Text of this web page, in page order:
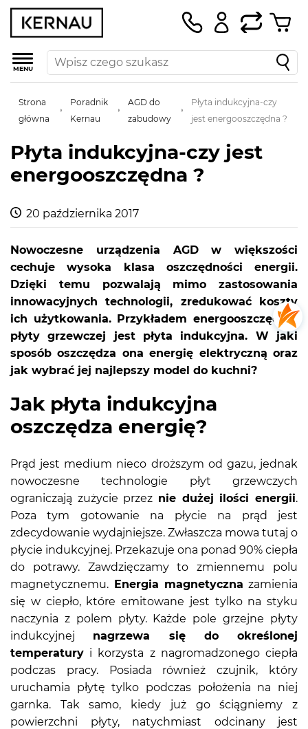
MENU
Strona
główna
Poradnik
Kernau
AGD do
zabudowy
Płyta indukcyjna-czy
jest energooszczędna ?
Płyta indukcyjna-czy jest
energooszczędna ?
20 października 2017
Nowoczesne urządzenia AGD w większości
cechuje wysoka klasa oszczędności energii.
Dzięki temu pozwalają mimo zastosowania
innowacyjnych technologii, zredukować koszty
ich użytkowania. Przykładem energooszczędnej
płyty grzewczej jest płyta indukcyjna. W jaki
sposób oszczędza ona energię elektryczną oraz
jak wybrać jej najlepszy model do kuchni?
Jak płyta indukcyjna
oszczędza energię?
Prąd jest medium nieco droższym od gazu, jednak
nowoczesne technologie płyt grzewczych
ograniczają zużycie przez nie dużej ilości energii.
Poza tym gotowanie na płycie na prąd jest
zdecydowanie wydajniejsze. Zwłaszcza mowa tutaj o
płycie indukcyjnej. Przekazuje ona ponad 90% ciepła
do potrawy. Zawdzięczamy to zmiennemu polu
magnetycznemu. Energia magnetyczna zamienia
się w ciepło, które emitowane jest tylko na styku
naczynia z polem płyty. Każde pole grzejne płyty
indukcyjnej nagrzewa się do określonej
temperatury i korzysta z nagromadzonego ciepła
podczas pracy. Posiada również czujnik, który
uruchamia płytę tylko podczas położenia na niej
garnka. Tak samo, kiedy już go ściągniemy z
powierzchni płyty, natychmiast odcinany jest